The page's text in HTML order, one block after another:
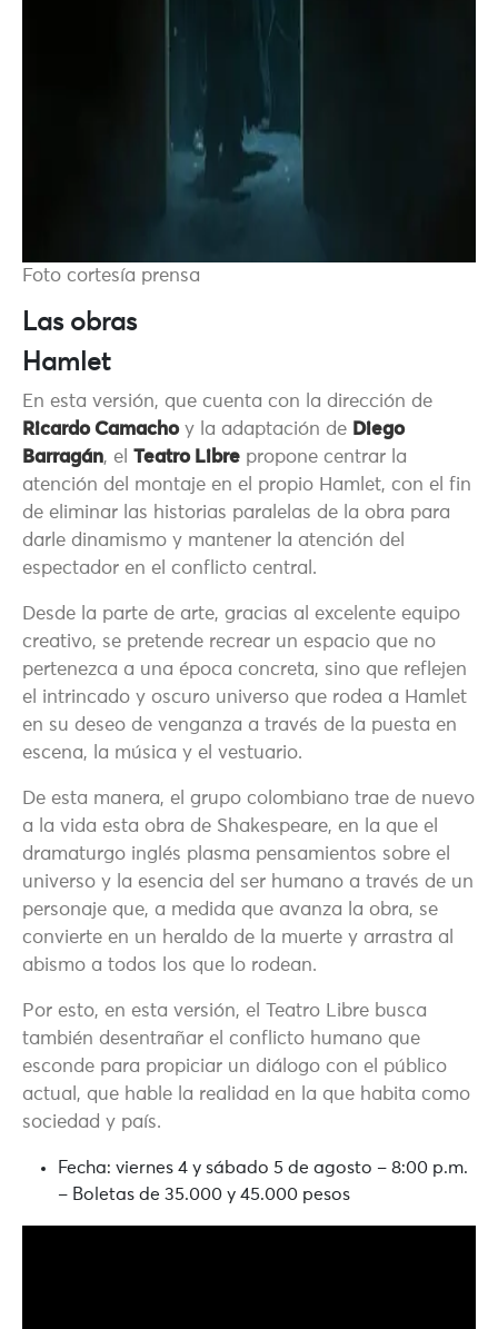
Foto cortesía prensa
Las obras
Hamlet
En esta versión, que cuenta con la dirección de
Ricardo Camachoy la adaptación de Diego
Barragán, el Teatro Libre propone centrar la
atención del montaje en el propio Hamlet, con el fin
de eliminar las historias paralelas de la obra para
darle dinamismo y mantener la atención del
espectador en el conflicto central.
Desde la parte de arte, gracias al excelente equipo
creativo, se pretende recrear un espacio que no
pertenezca a una época concreta, sino que reflejen
el intrincado y oscuro universo que rodea a Hamlet
en su deseo de venganza a través de la puesta en
escena, la música y el vestuario.
De esta manera, el grupo colombiano trae de nuevo
a la vida esta obra de Shakespeare, en la que el
dramaturgo inglés plasma pensamientos sobre el
universo y la esencia del ser humano a través de un
personaje que, a medida que avanza la obra, se
convierte en un heraldo de la muerte y arrastra al
abismo a todos los que lo rodean.
Por esto, en esta versión, el Teatro Libre busca
también desentrañar el conflicto humano que
esconde para propiciar un diálogo con el público
actual, que hable la realidad en la que habita como
sociedad y país.
Fecha: viernes 4 y sábado 5 de agosto – 8:00 p.m.
– Boletas de 35.000 y 45.000 pesos